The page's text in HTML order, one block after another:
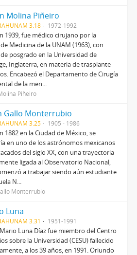
Molina Piñeiro
3.18 1972-1992
1939, fue médico cirujano por la
Medicina de la UNAM (1963), con
posgrado en la Universidad de
Inglaterra, en materia de trasplante
Encabezó el Departamento de Cirugía
de la men...
Piñeiro
Gallo Monterrubio
3.25 1905 - 1986
1882 en la Ciudad de México, se
en uno de los astrónomos mexicanos
del siglo XX, con una trayectoria
ligada al Observatorio Nacional,
a trabajar siendo aún estudiante
N...
Monterrubio
Luna
3.31 1951-1991
Luna Díaz fue miembro del Centro
sobre la Universidad (CESU) fallecido
a los 39 años, en 1991. Oriundo